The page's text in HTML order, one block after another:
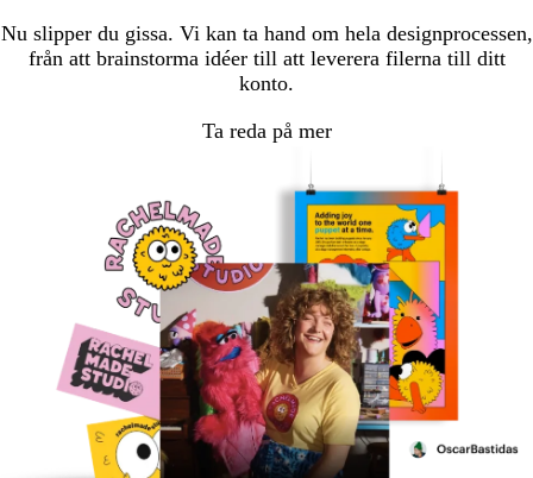
Nu slipper du gissa. Vi kan ta hand om hela designprocessen,
från att brainstorma idéer till att leverera filerna till ditt
konto.
Ta reda på mer